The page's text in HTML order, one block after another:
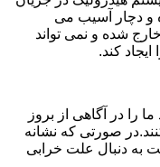
و دچار آسیب می
شده و نمی تواند
کند.
را در آگاهی از بروز
صورتی که نشانه
به دنبال علت خرابی